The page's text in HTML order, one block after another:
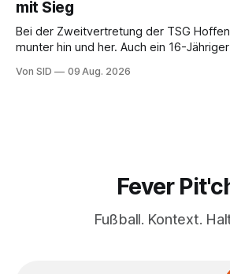
mit Sieg
Bei der Zweitvertretung der TSG
munter hin und her. Auch ein 16-
Von SID 09 Aug. 2026
Fever
Fußball. Kontext.